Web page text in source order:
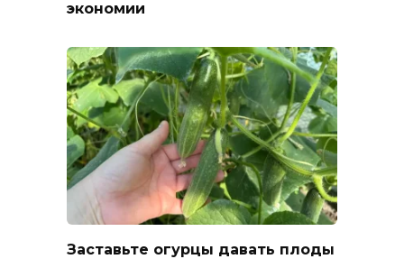
экономии
Заставьте огурцы давать плоды